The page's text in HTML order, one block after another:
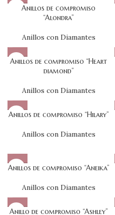
Anillos de compromiso
“Alondra”
Anillos con Diamantes
Anillos de compromiso “Heart
diamond”
Anillos con Diamantes
Anillos de compromiso “Hilary”
Anillos con Diamantes
Anillos de compromiso “Aneika”
Anillos con Diamantes
Anillo de compromiso “Ashley”